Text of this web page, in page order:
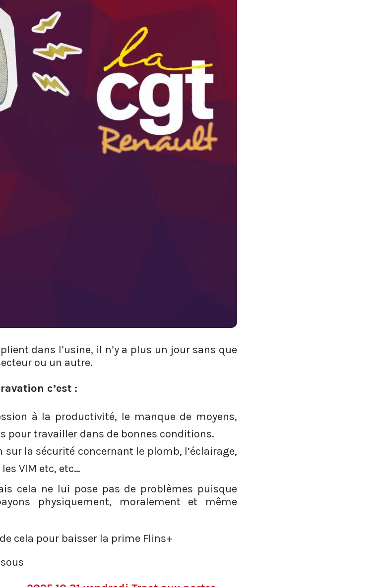
dans l’usine, il n’y a plus un jour sans que
ou un autre.
c’est :
à la productivité, le manque de moyens,
pour travailler dans de bonnes conditions.
la sécurité concernant le plomb, l’éclairage,
VIM etc, etc…
cela ne lui pose pas de problèmes puisque
physiquement, moralement et même
cela pour baisser la prime Flins+